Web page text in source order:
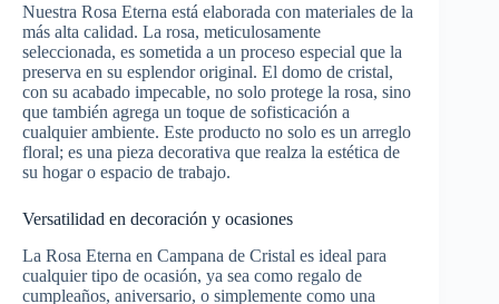
Nuestra Rosa Eterna está elaborada con materiales de la
más alta calidad. La rosa, meticulosamente
seleccionada, es sometida a un proceso especial que la
preserva en su esplendor original. El domo de cristal,
con su acabado impecable, no solo protege la rosa, sino
que también agrega un toque de sofisticación a
cualquier ambiente. Este producto no solo es un arreglo
floral; es una pieza decorativa que realza la estética de
su hogar o espacio de trabajo.
Versatilidad en decoración y ocasiones
La Rosa Eterna en Campana de Cristal es ideal para
cualquier tipo de ocasión, ya sea como regalo de
cumpleaños, aniversario, o simplemente como una